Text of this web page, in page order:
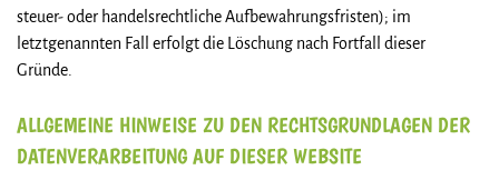
steuer- oder handelsrechtliche Aufbewahrungsfristen); im
letztgenannten Fall erfolgt die Löschung nach Fortfall dieser
Gründe.
ALLGEMEINE HINWEISE ZU DEN RECHTSGRUNDLAGEN DER
DATENVERARBEITUNG AUF DIESER WEBSITE